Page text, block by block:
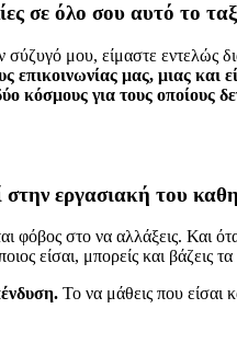
σε όλο σου αυτό το
σύζυγό μου, είμαστε
επικοινωνίας μας, μιας
κόσμους για τους
εργασιακή του
στο να αλλάξεις. Και
είσαι, μπορείς και βάζεις
Το να μάθεις που είσαι